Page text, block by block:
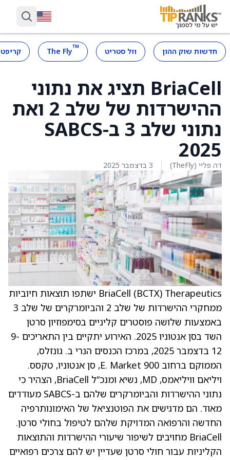
חדשות שוק ההון וול סטריט ™
The Fly
BriaCell תציג את נתוני
ההישרדות של שלב 2 ואת
נתוני שלב 3 ב-SABCS
2025
דה פליי (TheFly) 3 בדצמבר 2025
BriaCell (BCTX) Therapeutics ישתפו תוצאות חיוביות
ממחקרי ההישרדות של שלב 2 והביומרקרים של שלב 3
באמצעות שלושה פוסטרים קליניים בסימפוזיון סרטן
השד בסן אנטוניו 2025. האירוע יתקיים בין התאריכים 9-
12 בדצמבר 2025, במרכז הכנסים הנרי ב. גונזלס,
הממוקם ברחוב 900 E. Market, סן אנטוניו, טקסס.
ויליאם וויליאמס, MD, נשיא ומנכ”ל BriaCell, הצהיר כי
נתוני ההישרדות והביומרקרים שלהם ב-SABCS מעודדים
מאוד. הם מדגישים את הפוטנציאל של האימונותרפיה
החדשה והרפואה המדויקת שלהם לטיפול בחולי סרטן.
BriaCell מחויבים לשיפור שיעורי ההישרדות והתוצאות
הקליניות עבור חולי סרטן שעדיין יש להם צרכים רפואיים